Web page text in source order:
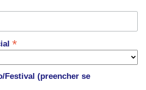
*
Festival (preencher se